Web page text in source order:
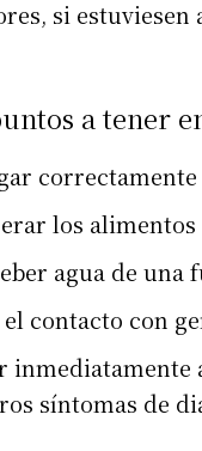
si estuviesen
a tener
los alimentos
agua de una
contacto con
inmediatamente
síntomas de